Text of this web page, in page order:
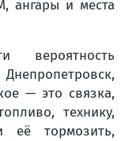
ангары и места
вероятность
— это связка,
технику,
её тормозить,